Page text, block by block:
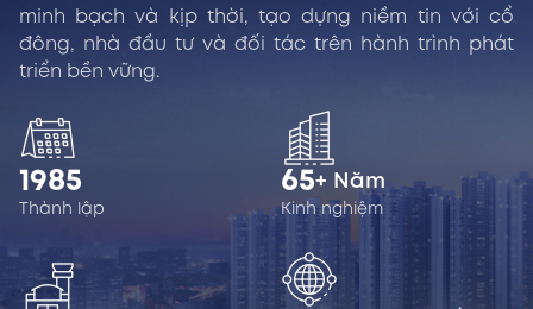
minh bạch và kịp thời, tạo dựng niềm tin với cổ
đông, nhà đầu tư và đối tác trên hành trình phát
triển bền vững.
1985
Thành lập
65+ Năm
Kinh nghiệm